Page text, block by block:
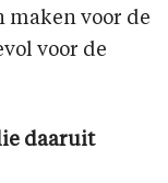
maken voor de
voor de
daaruit